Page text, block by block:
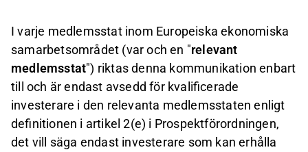
I varje medlemsstat inom Europeiska ekonomiska
samarbetsområdet (var och en "relevant
medlemsstat") riktas denna kommunikation enbart
till och är endast avsedd för kvalificerade
investerare i den relevanta medlemsstaten enligt
definitionen i artikel 2(e) i Prospektförordningen,
det vill säga endast investerare som kan erhålla